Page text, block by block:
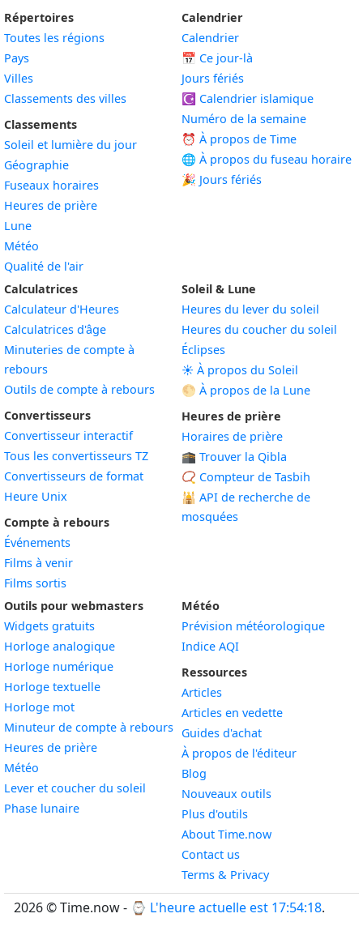
Répertoires
Toutes les régions
Pays
Villes
Classements des villes
Classements
Soleil et lumière du jour
Géographie
Fuseaux horaires
Heures de prière
Lune
Météo
Qualité de l'air
Calendrier
Calendrier
📅 Ce jour-là
Jours fériés
☪️ Calendrier islamique
Numéro de la semaine
⏰ À propos de Time
🌐 À propos du fuseau horaire
🎉 Jours fériés
Calculatrices
Calculateur d'Heures
Calculatrices d'âge
Minuteries de compte à
rebours
Outils de compte à rebours
Convertisseurs
Convertisseur interactif
Tous les convertisseurs TZ
Convertisseurs de format
Heure Unix
Compte à rebours
Événements
Films à venir
Films sortis
Soleil & Lune
Heures du lever du soleil
Heures du coucher du soleil
Éclipses
☀️ À propos du Soleil
🌕 À propos de la Lune
Heures de prière
Horaires de prière
🕋 Trouver la Qibla
📿 Compteur de Tasbih
🕌 API de recherche de
mosquées
Outils pour webmasters
Widgets gratuits
Horloge analogiqueWidget
Horloge numériqueWidget
Horloge textuelleWidget
Horloge motWidget
Minuteur de compte à rebours Widget
Heures de prièreWidget
Météo
Lever et coucher du soleil
Phase lunaireWidget
Météo
Prévision météorologique
Indice AQI
Ressources
Articles
Articles en vedette
Guides d'achat
À propos de l'éditeur
Blog
Nouveaux outils
Plus d'outils
About Time.now
Contact us
Terms & Privacy
2026 © Time.now - ⌚ L'heure actuelle est 17:54:19.